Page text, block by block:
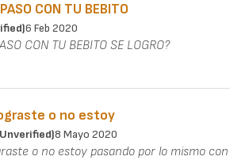
CON TU BEBITO
6 Feb 2020
CON TU BEBITO SE LOGRO?
o no estoy
8 Mayo 2020
o no estoy pasando por lo mismo con